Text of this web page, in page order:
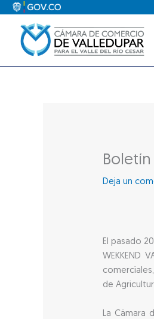
contenido
Boletín
Deja un
El pasado
WEKKEND
de
La Cámara